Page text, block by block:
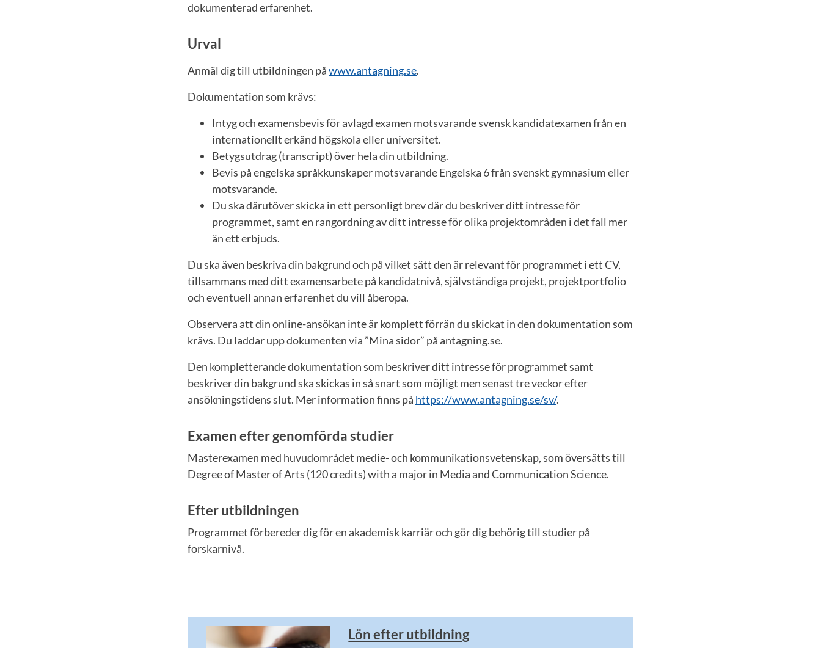
dokumenterad erfarenhet.
Urval
Anmäl dig till utbildningen påwww.antagning.se.
Dokumentation som krävs:
Intyg och examensbevis för avlagd examen motsvarande svensk kandidatexamen från en
internationellt erkänd högskola eller universitet.
Betygsutdrag (transcript) över hela din utbildning.
Bevis på engelska språkkunskaper motsvarande Engelska 6 från svenskt gymnasium eller
motsvarande.
Du ska därutöver skicka in ett personligt brev där du beskriver ditt intresse för
programmet, samt en rangordning av ditt intresse för olika projektområden i det fall mer
än ett erbjuds.
Du ska även beskriva din bakgrund och på vilket sätt den är relevant för programmet i ett CV,
tillsammans med ditt examensarbete på kandidatnivå, självständiga projekt, projektportfolio
och eventuell annan erfarenhet du vill åberopa.
Observera att din online-ansökan inte är komplett förrän du skickat in den dokumentation som
krävs. Du laddar upp dokumenten via ”Mina sidor” på antagning.se.
Den kompletterande dokumentation som beskriver ditt intresse för programmet samt
beskriver din bakgrund ska skickas in så snart som möjligt men senast tre veckor efter
ansökningstidens slut. Mer information finns på https://www.antagning.se/sv/.
Examen efter genomförda studier
Masterexamen med huvudområdet medie- och kommunikationsvetenskap, som översätts till
Degree of Master of Arts (120 credits) with a major in Media and Communication Science.
Efter utbildningen
Programmet förbereder dig för en akademisk karriär och gör dig behörig till studier på
forskarnivå.
Lön efter utbildning